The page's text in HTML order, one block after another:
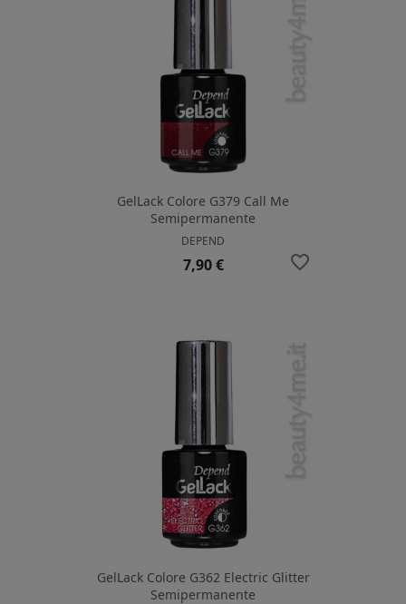
GelLack Colore G379 Call Me
Semipermanente
DEPEND
Prezzo
7,90 € favorite_border
GelLack Colore G362 Electric Glitter
Semipermanente